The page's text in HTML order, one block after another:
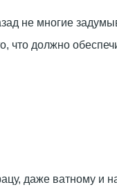
не многие
что должно
даже ватному и